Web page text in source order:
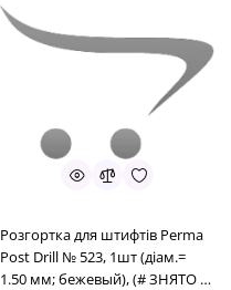
Розгортка для штифтів Perma
Post Drill № 523, 1шт (діам.=
1.50 мм; бежевый), (# ЗНЯТО З